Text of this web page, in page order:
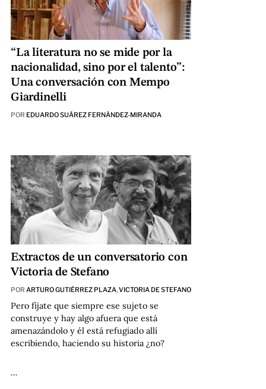
“La literatura no se mide por la
nacionalidad, sino por el talento”:
Una conversación con Mempo
Giardinelli
POR EDUARDO SUÁREZ FERNÁNDEZ-MIRANDA
Extractos de un conversatorio con
Victoria de Stefano
POR ARTURO GUTIÉRREZ PLAZA,VICTORIA DE STEFANO
Pero fíjate que siempre ese sujeto se
construye y hay algo afuera que está
amenazándolo y él está refugiado allí
escribiendo, haciendo su historia ¿no?
…